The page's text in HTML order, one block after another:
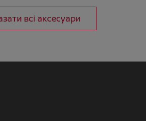
всі аксесуари